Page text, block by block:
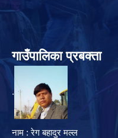
गाउँपालिका प्रबक्ता
.
नाम : रेग बहादुर मल्ल